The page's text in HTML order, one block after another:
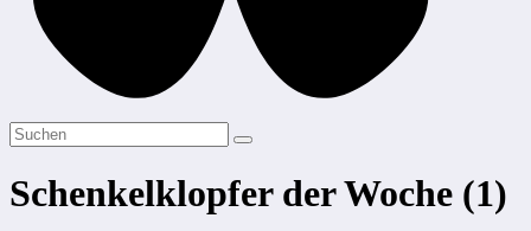
Schenkelklopfer der Woche (1)